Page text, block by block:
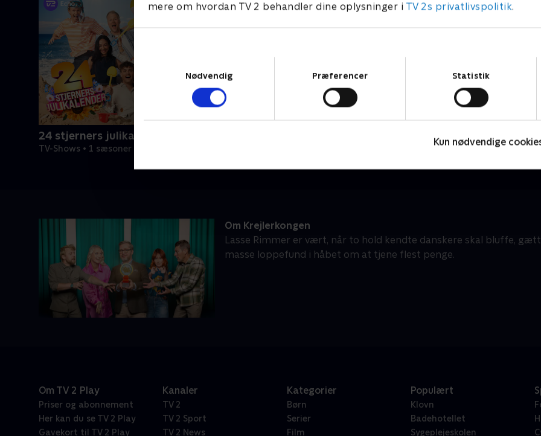
mere om hvordan TV 2 behandler dine oplysninger i TV 2s privatlivspolitik.
Nødvendig
Præferencer Statistik
Kun nødvendige
24 stjerners julikalender
TV-Shows • 1 sæsoner
Hvem vil være millionær? Classic
Om Krejlerkongen
Lasse Rimmer er vært, når to hold kendte danskere skal bluffe,
masse loppefund i håbet om at tjene flest penge.
Om TV 2 Play
Priser og abonnement
Her kan du se TV 2 Play
Gavekort til TV 2 Play
Kanaler
TV 2
TV 2 Sport
TV 2 News
Kategorier
Børn
Serier
Film
Populært
Klovn
Badehotellet
Sygeplejeskolen